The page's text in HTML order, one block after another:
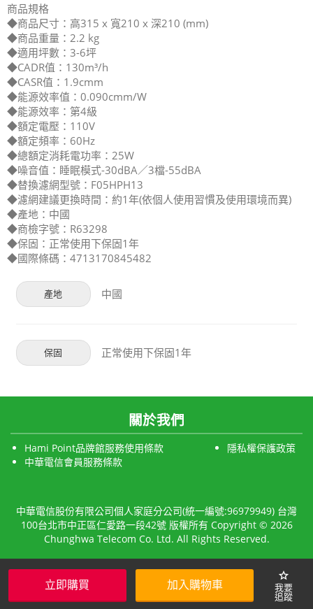
立即購買 加入購物車
star
商品規格
◆商品尺寸：高315 x 寬210 x 深210 (mm)
◆商品重量：2.2 kg
◆適用坪數：3-6坪
◆CADR值：130m³/h
◆CASR值：1.9cmm
◆能源效率值：0.090cmm/W
◆能源效率：第4級
◆額定電壓：110V
◆額定頻率：60Hz
◆總額定消耗電功率：25W
◆噪音值：睡眠模式-30dBA／3檔-55dBA
◆替換濾網型號：F05HPH13
◆濾網建議更換時間：約1年(依個人使用習慣及使用環境而異)
◆產地：中國
◆商檢字號：R63298
◆保固：正常使用下保固1年
◆國際條碼：4713170845482
產地 中國
保固 正常使用下保固1年
關於我們
Hami Point品牌館服務使用條款
隱私權保護政策
中華電信會員服務條款
中華電信股份有限公司個人家庭分公司(統一編號:96979949) 台灣
100台北市中正區仁愛路一段42號 版權所有 Copyright © 2026
Chunghwa Telecom Co. Ltd. All Rights Reserved.